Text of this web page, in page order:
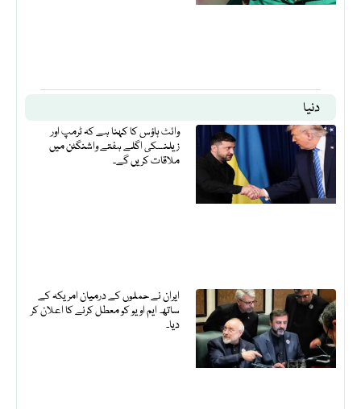
دنیا
وائٹ ہاؤس کا کہنا ہے کہ ٹرمپ اور
زیلنسکی اگلے ہفتے واشنگٹن میں
ملاقات کریں گے۔
ایران نے حملوں کے درمیان امریکہ کے
ساتھ ایم او یو کو معطل کرنے کا اعلان کر
دیا۔